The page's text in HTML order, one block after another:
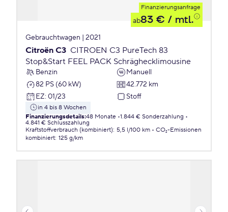
Finanzierungsanfrage
ab83 € / mtl.
Gebrauchtwagen | 2021
Citroën C3 CITROEN C3 PureTech 83
Stop&Start FEEL PACK Schräghecklimousine
Benzin
Manuell
82 PS (60 kW)
42.772 km
EZ: 01/23 Stoff
in 4 bis 8 Wochen
Finanzierungsdetails:48 Monate 1.844 € Sonderzahlung
4.841 € Schlusszahlung
Kraftstoffverbrauch (kombiniert): 5,5 l/100 km
CO₂-Emissionen
kombiniert: 125 g/km